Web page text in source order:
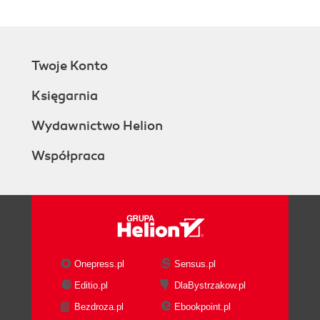
Funkcja parseInt (49)
Funkcja isFloat (50)
Funkcja minInt (51)
Funkcja random (52)
Funkcja characterSet (52)
Biblioteka Float (53)
Funkcja int (53)
Funkcja floor (53)
Twoje Konto
Księgarnia
Wydawnictwo Helion
Współpraca
Onepress.pl
Sensus.pl
Editio.pl
DlaBystrzakow.pl
Bezdroza.pl
Ebookpoint.pl